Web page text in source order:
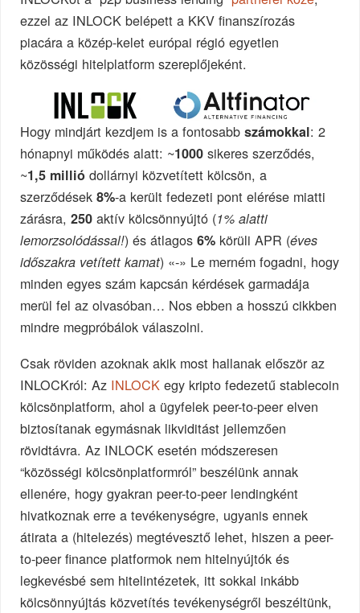
ezzel az INLOCK belépett a KKV finanszírozás
piacára a közép-kelet európai régió egyetlen
közösségi hitelplatform szereplőjeként.
Hogy mindjárt kezdjem is a fontosabbszámokkal: 2
hónapnyi működés alatt: ~1000 sikeres szerződés,
~1,5 millió dollárnyi közvetített kölcsön, a
szerződések8%-a került fedezeti pont elérése miatti
zárásra,250 aktív kölcsönnyújtó (1% alatti
lemorzsolódással!) és átlagos6% körüli APR (éves
időszakra vetített kamat) «-» Le merném fogadni, hogy
minden egyes szám kapcsán kérdések garmadája
merül fel az olvasóban… Nos ebben a hosszú cikkben
mindre megpróbálok válaszolni.
Csak röviden azoknak akik most hallanak először az
INLOCKról: Az INLOCK egy kripto fedezetű stablecoin
kölcsönplatform, ahol a ügyfelek peer-to-peer elven
biztosítanak egymásnak likviditást jellemzően
rövidtávra. Az INLOCK esetén módszeresen
“közösségi kölcsönplatformról” beszélünk annak
ellenére, hogy gyakran peer-to-peer lendingként
hivatkoznak erre a tevékenységre, ugyanis ennek
átirata a (hitelezés) megtévesztő lehet, hiszen a peer-
to-peer finance platformok nem hitelnyújtók és
legkevésbé sem hitelintézetek, itt sokkal inkább
kölcsönnyújtás közvetítés tevékenységről beszéltünk,